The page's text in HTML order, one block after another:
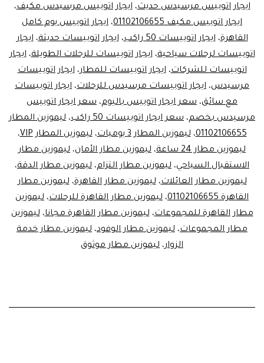
ايجار اتوبيس مرسيدس حديث،ايجار اتوبيس مرسيدس مكيف،
ايجار اتوبيس مكيف 01102106655
، ايجار اتوبيس يوم كامل
القاهرة،ايجار اتوبيسات 50 راكب ،ايجار اتوبيسات حديثة،ايجار
اتوبيسات لرحلات سياحية،ايجار اتوبيسات للرحلات الطويلة،ايجار
اتوبيسات للشركات،ايجار اتوبيسات للمطار،ايجار اتوبيسات
مرسيدس، ايجار اتوبيسات مرسيدس للرحلات، ايجار اتوبيسات
مع سائق، سعر ايجار اتوبيس باليوم، سعر ايجار اتوبيس
مرسيدس بخصم، سعر ايجار اتوبيسات 50 راكب ، ليموزين المطار
01102106655،ليموزين المطار 3 يوميات ،ليموزين المطار VIP
،
ليموزين مطار 24 ساعة
، ليموزين مطار الأمان، ليموزين مطار
الاستقبال السياحي، ليموزين مطار التزام، ليموزين مطار الدقة،
ليموزين مطار العائلات،ليموزين مطار القاهرة،ليموزين مطار
القاهرة 01102106655
، ليموزين مطار القاهرة للرحلات، ليموزين
مطار القاهرة للمجموعات،ليموزين مطار القاهرة مجانا،ليموزين
مطار المجموعات، ليموزين مطار الوفود، ليموزين مطار خدمة
الزوار، ليموزين مطار موثوق